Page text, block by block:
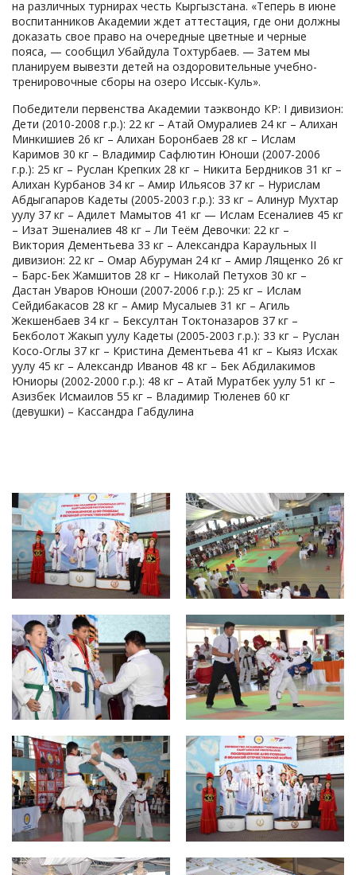
на различных турнирах честь Кыргызстана. «Теперь в июне
воспитанников Академии ждет аттестация, где они должны
доказать свое право на очередные цветные и черные
пояса, — сообщил Убайдула Тохтурбаев. — Затем мы
планируем вывезти детей на оздоровительные учебно-
тренировочные сборы на озеро Иссык-Куль».
Победители первенства Академии таэквондо КР: I дивизион:
Дети (2010-2008 г.р.): 22 кг – Атай Омуралиев 24 кг – Алихан
Минкишиев 26 кг – Алихан Боронбаев 28 кг – Ислам
Каримов 30 кг – Владимир Сафлютин Юноши (2007-2006
г.р.): 25 кг – Руслан Крепких 28 кг – Никита Бердников 31 кг –
Алихан Курбанов 34 кг – Амир Ильясов 37 кг – Нурислам
Абдыгапаров Кадеты (2005-2003 г.р.): 33 кг – Алинур Мухтар
уулу 37 кг – Адилет Мамытов 41 кг — Ислам Есеналиев 45 кг
– Изат Эшеналиев 48 кг – Ли Теём Девочки: 22 кг –
Виктория Дементьева 33 кг – Александра Караульных II
дивизион: 22 кг – Омар Абуруман 24 кг – Амир Лященко 26 кг
– Барс-Бек Жамшитов 28 кг – Николай Петухов 30 кг –
Дастан Уваров Юноши (2007-2006 г.р.): 25 кг – Ислам
Сейдибакасов 28 кг – Амир Мусалыев 31 кг – Агиль
Жекшенбаев 34 кг – Бексултан Токтоназаров 37 кг –
Бекболот Жакып уулу Кадеты (2005-2003 г.р.): 33 кг – Руслан
Косо-Оглы 37 кг – Кристина Дементьева 41 кг – Кыяз Исхак
уулу 45 кг – Александр Иванов 48 кг – Бек Абдилакимов
Юниоры (2002-2000 г.р.): 48 кг – Атай Муратбек уулу 51 кг –
Азизбек Исмаилов 55 кг – Владимир Тюленев 60 кг
(девушки) – Кассандра Габдулина